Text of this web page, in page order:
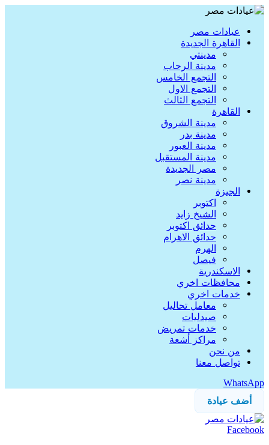
عيادات مصر
القاهرة الجديدة
مدينتي
مدينة الرحاب
التجمع الخامس
التجمع الاول
التجمع الثالث
القاهرة
مدينة الشروق
مدينة بدر
مدينة العبور
مدينة المستقبل
مصر الجديدة
مدينة نصر
الجيزة
اكتوبر
الشيخ زايد
حدائق اكتوبر
حدائق الاهرام
الهرم
فيصل
الاسكندرية
محافظات اخري
خدمات اخري
معامل تحاليل
صيدليات
خدمات تمريض
مراكز أشعة
من نحن
تواصل معنا
WhatsApp
أضف عيادة
Facebook